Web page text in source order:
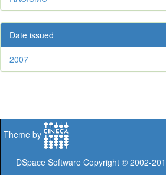
Date issued
2007
Theme by
DSpace Software Copyright © 2002-